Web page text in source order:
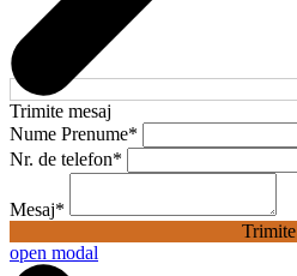
Trimite mesaj
Nume Prenume*
Nr. de telefon*
Mesaj*
Trimite
open modal